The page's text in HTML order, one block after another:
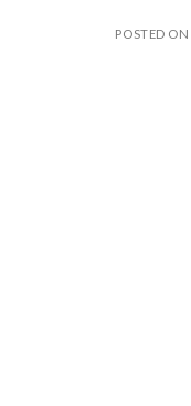
POSTED ON